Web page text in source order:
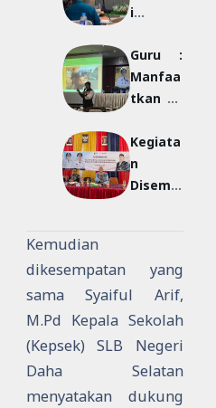
asi
SIASN
i
kan
Khusus
Guru :
Manfaa
tkan IT
Media
Penghu
bung
Siswa
Kegiata
n
Disemin
Platfor
Sekolah
Kemudian
dikesempatan yang
sama Syaiful Arif,
M.Pd Kepala Sekolah
(Kepsek)SLB Negeri
Daha Selatan
menyatakan dukung